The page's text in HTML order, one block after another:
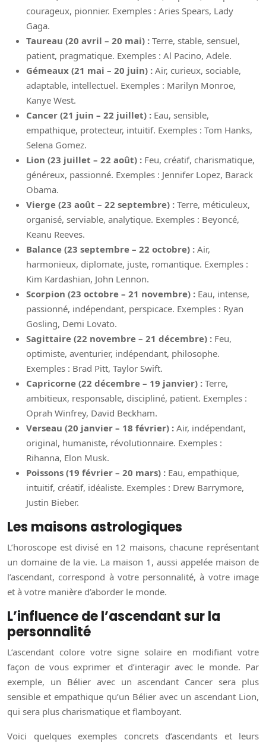
courageux, pionnier. Exemples : Aries Spears, Lady
Gaga.
Taureau (20 avril – 20 mai) : Terre, stable, sensuel,
patient, pragmatique. Exemples : Al Pacino, Adele.
Gémeaux (21 mai – 20 juin) : Air, curieux, sociable,
adaptable, intellectuel. Exemples : Marilyn Monroe,
Kanye West.
Cancer (21 juin – 22 juillet) : Eau, sensible,
empathique, protecteur, intuitif. Exemples : Tom Hanks,
Selena Gomez.
Lion (23 juillet – 22 août) : Feu, créatif, charismatique,
généreux, passionné. Exemples : Jennifer Lopez, Barack
Obama.
Vierge (23 août – 22 septembre) : Terre, méticuleux,
organisé, serviable, analytique. Exemples : Beyoncé,
Keanu Reeves.
Balance (23 septembre – 22 octobre) : Air,
harmonieux, diplomate, juste, romantique. Exemples :
Kim Kardashian, John Lennon.
Scorpion (23 octobre – 21 novembre) : Eau, intense,
passionné, indépendant, perspicace. Exemples : Ryan
Gosling, Demi Lovato.
Sagittaire (22 novembre – 21 décembre) : Feu,
optimiste, aventurier, indépendant, philosophe.
Exemples : Brad Pitt, Taylor Swift.
Capricorne (22 décembre – 19 janvier) : Terre,
ambitieux, responsable, discipliné, patient. Exemples :
Oprah Winfrey, David Beckham.
Verseau (20 janvier – 18 février) : Air, indépendant,
original, humaniste, révolutionnaire. Exemples :
Rihanna, Elon Musk.
Poissons (19 février – 20 mars) : Eau, empathique,
intuitif, créatif, idéaliste. Exemples : Drew Barrymore,
Justin Bieber.
Les maisons astrologiques
L’horoscope est divisé en 12 maisons, chacune représentant
un domaine de la vie. La maison 1, aussi appelée maison de
l’ascendant, correspond à votre personnalité, à votre image
et à votre manière d’aborder le monde.
L’influence de l’ascendant sur la
personnalité
L’ascendant colore votre signe solaire en modifiant votre
façon de vous exprimer et d’interagir avec le monde. Par
exemple, un Bélier avec un ascendant Cancer sera plus
sensible et empathique qu’un Bélier avec un ascendant Lion,
qui sera plus charismatique et flamboyant.
Voici quelques exemples concrets d’ascendants et leurs